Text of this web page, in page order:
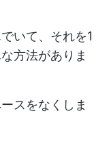
いて、それを1
方法がありま
スをなくしま